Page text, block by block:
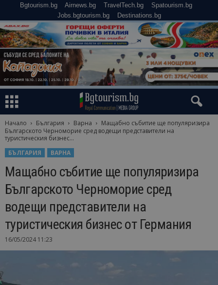
Bgtourism.bg Airnews.bg TravelTech.bg
Spatourism.bg
Jobs.bgtourism.bg
Destinations.bg
Начало България Варна
Мащабно събитие ще популяризира
Българското Черноморие сред водещи представители на
туристическия бизнес...
БЪЛГАРИЯ
ВАРНА
Мащабно събитие ще популяризира
Българското Черноморие сред
водещи представители на
туристическия бизнес от Германия
16/05/2024 11:23